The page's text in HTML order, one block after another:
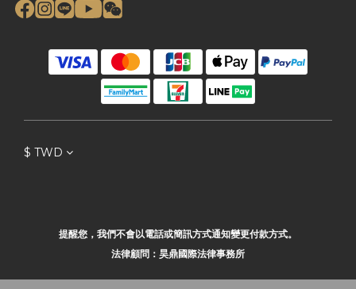
$ TWD
提醒您，我們不會以電話或簡訊方式通知變更付款方式。
法律顧問：昊鼎國際法律事務所